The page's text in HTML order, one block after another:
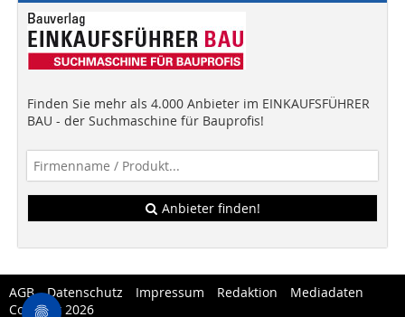
Finden Sie mehr als 4.000 Anbieter im EINKAUFSFÜHRER
BAU - der Suchmaschine für Bauprofis!
Anbieter finden!
AGB Datenschutz Impressum Redaktion
Mediadaten
Copytest 2026